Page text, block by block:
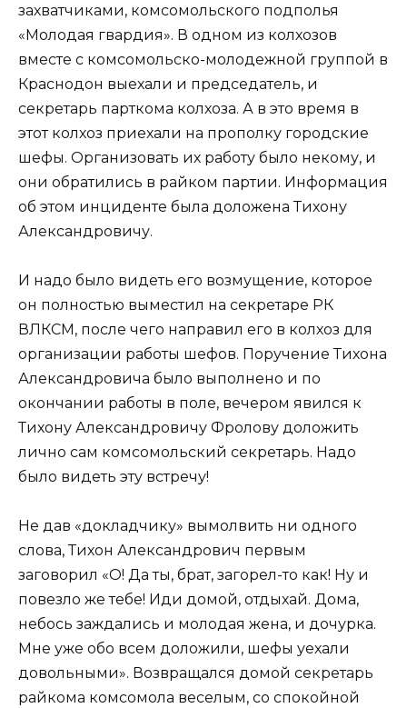
захватчиками, комсомольского подполья
«Молодая гвардия». В одном из колхозов
вместе с комсомольско-молодежной группой в
Краснодон выехали и председатель, и
секретарь парткома колхоза. А в это время в
этот колхоз приехали на прополку городские
шефы. Организовать их работу было некому, и
они обратились в райком партии. Информация
об этом инциденте была доложена Тихону
Александровичу.
И надо было видеть его возмущение, которое
он полностью выместил на секретаре РК
ВЛКСМ, после чего направил его в колхоз для
организации работы шефов. Поручение Тихона
Александровича было выполнено и по
окончании работы в поле, вечером явился к
Тихону Александровичу Фролову доложить
лично сам комсомольский секретарь. Надо
было видеть эту встречу!
Не дав «докладчику» вымолвить ни одного
слова, Тихон Александрович первым
заговорил «О! Да ты, брат, загорел-то как! Ну и
повезло же тебе! Иди домой, отдыхай. Дома,
небось заждались и молодая жена, и дочурка.
Мне уже обо всем доложили, шефы уехали
довольными». Возвращался домой секретарь
райкома комсомола веселым, со спокойной